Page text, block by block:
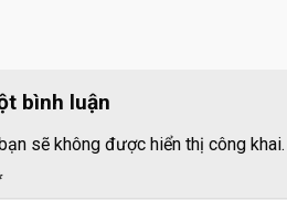
bình luận
sẽ không được hiển thị công khai.